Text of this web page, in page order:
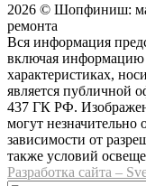
2026 © Шопфиниш:
ремонта
Вся информация
включая информацию
характеристиках,
является публичной
437 ГК РФ.
могут незначительно
зависимости от
также условий
Разработка сайта –